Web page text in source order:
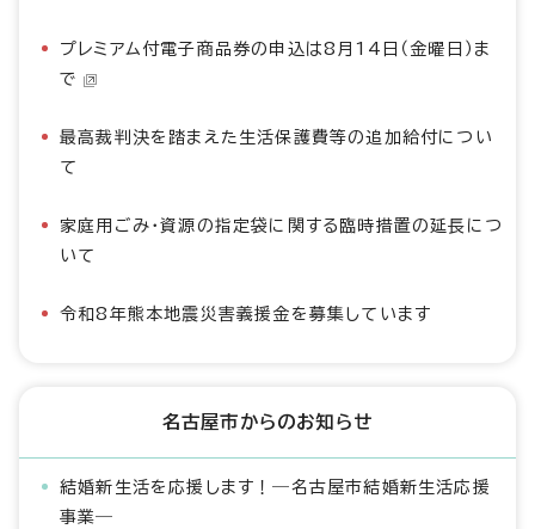
プレミアム付電子商品券の申込は8月14日（金曜日）ま
で
最高裁判決を踏まえた生活保護費等の追加給付につい
て
家庭用ごみ・資源の指定袋に関する臨時措置の延長につ
いて
令和8年熊本地震災害義援金を募集しています
名古屋市からのお知らせ
結婚新生活を応援します！―名古屋市結婚新生活応援
事業―